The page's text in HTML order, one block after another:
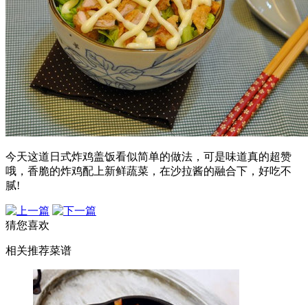
今天这道日式炸鸡盖饭看似简单的做法，可是味道真的超赞
哦，香脆的炸鸡配上新鲜蔬菜，在沙拉酱的融合下，好吃不
腻!
猜您喜欢
相关推荐菜谱